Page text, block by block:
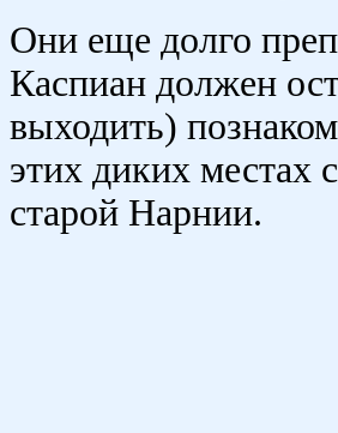
Они еще долго
Каспиан должен
выходить)
этих диких местах
старой Нарнии.